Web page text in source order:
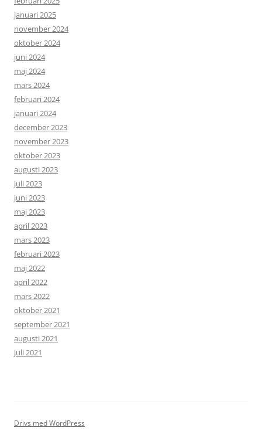
januari 2025
november 2024
oktober 2024
juni 2024
maj 2024
mars 2024
februari 2024
januari 2024
december 2023
november 2023
oktober 2023
augusti 2023
juli 2023
juni 2023
maj 2023
april 2023
mars 2023
februari 2023
maj 2022
april 2022
mars 2022
oktober 2021
september 2021
augusti 2021
juli 2021
Drivs med WordPress